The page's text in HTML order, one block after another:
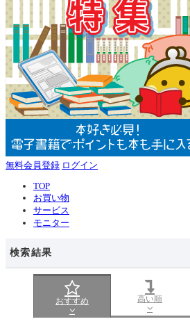
無料会員登録 ログイン
TOP
お買い物
サービス
モニター
検索結果
おすすめ 高い順